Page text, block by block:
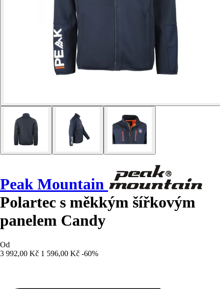
Peak Mountain
Polartec s měkkým šířkovým
panelem Candy
Od
3 992,00 Kč 1 596,00 Kč -60%